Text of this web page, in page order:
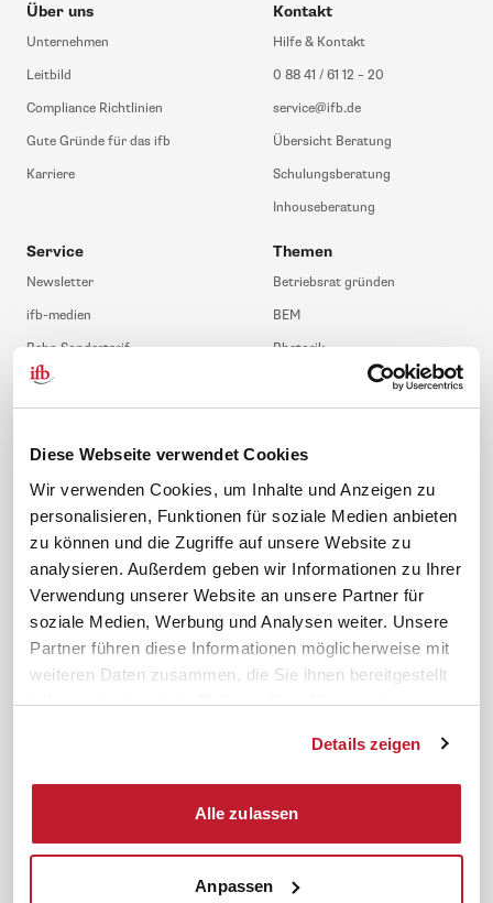
Diese Webseite verwendet Cookies
Wir verwenden Cookies, um Inhalte und Anzeigen zu
personalisieren, Funktionen für soziale Medien anbieten
zu können und die Zugriffe auf unsere Website zu
analysieren. Außerdem geben wir Informationen zu Ihrer
Verwendung unserer Website an unsere Partner für
soziale Medien, Werbung und Analysen weiter. Unsere
Partner führen diese Informationen möglicherweise mit
weiteren Daten zusammen, die Sie ihnen bereitgestellt
haben oder die sie im Rahmen Ihrer Nutzung der
Details zeigen
Alle zulassen
Anpassen
Über uns
Unternehmen
Leitbild
Compliance Richtlinien
Gute Gründe für das ifb
Karriere
Kontakt
Hilfe & Kontakt
0 88 41 / 61 12 – 20
service@ifb.de
Übersicht Beratung
Schulungsberatung
Inhouseberatung
Service
Newsletter
ifb-medien
Bahn Sondertarif
meinifb
Downloads & Formulare
FAQ
ifb-App Betriebsrat360
Themen
Betriebsrat gründen
BEM
Rhetorik
SBV-Wahl
JAV-Wahl
News. Wissen. Themen.
Lexikon
Rechtsprechung
Gesetze
Folgen Sie uns
Sicherheit durch geprüfte
Qualität!
Cookiebot Impressum